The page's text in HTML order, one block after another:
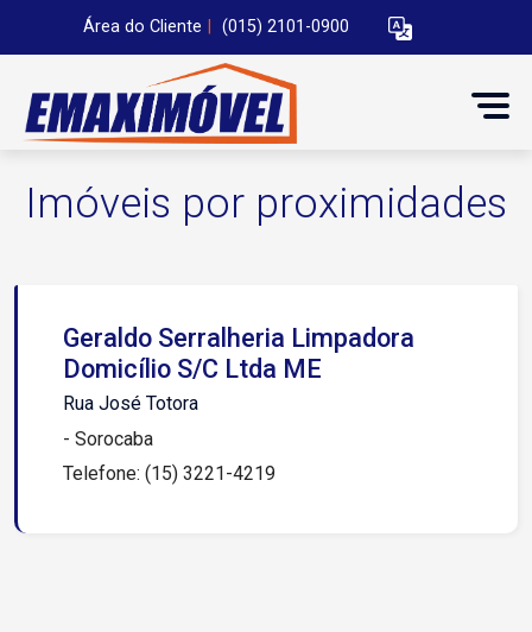
Área do Cliente (015) 2101-0900
Imóveis por proximidades
Geraldo Serralheria Limpadora
Domicílio S/C Ltda ME
Rua José Totora
- Sorocaba
Telefone: (15) 3221-4219